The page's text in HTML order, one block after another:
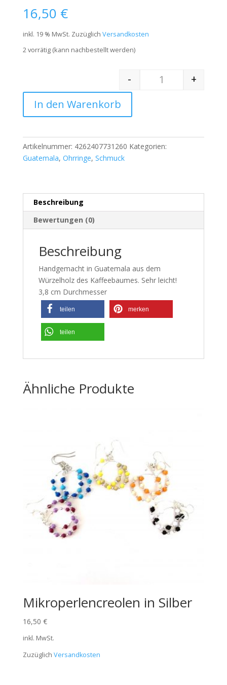
16,50 €
inkl. 19 % MwSt. Zuzüglich Versandkosten
2 vorrätig (kann nachbestellt werden)
Quantity
-
+
In den Warenkorb
Artikelnummer: 4262407731260 Kategorien:
Guatemala, Ohrringe, Schmuck
Beschreibung
Bewertungen (0)
Beschreibung
Handgemacht in Guatemala aus dem
Würzelholz des Kaffeebaumes. Sehr leicht!
3,8 cm Durchmesser
teilen merken
teilen
Ähnliche Produkte
Mikroperlencreolen in Silber
16,50 €
inkl. MwSt.
Zuzüglich Versandkosten